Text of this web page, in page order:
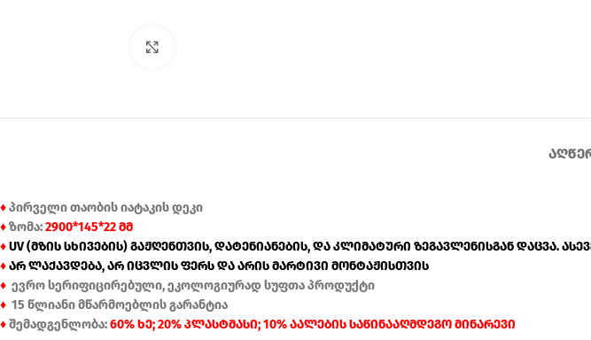
♦პირველი თაობის იატაკის დეკი
♦ზომა:2900*145*22 მმ
♦UV (მზის სხივების) გაჟღენთვის, დატენიანების, და კლიმატური ზეგავლენისგან დაცვა.
♦არ ლაქავდება, არ იცვლის ფერს და არის მარტივი მონტაჟისთვის
♦ ევრო სერიფიცირებული, ეკოლოგიურად სუფთა პროდუქტი
♦ 15 წლიანი მწარმოებლის გარანტია
♦შემადგენლობა:60% ხე; 20% პლასტმასი; 10% აალების საწინააღმდეგო მინარევი